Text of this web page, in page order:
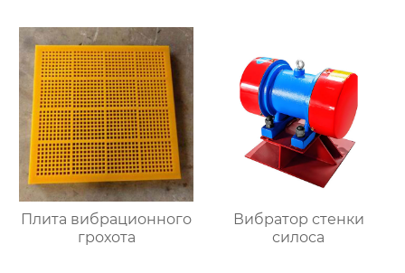
Плита вибрационного
грохота
Вибратор стенки
силоса